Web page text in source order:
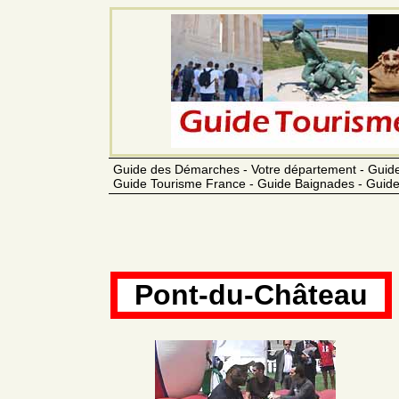
Guide des Démarches - Votre département -
Guide Tourisme France - Guide Baignades -
Pont-du-Château